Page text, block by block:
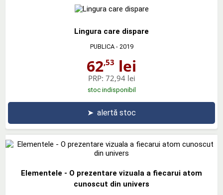
Lingura care dispare
PUBLICA- 2019
62,53 lei
PRP: 72,94 lei
stoc indisponibil
➤ alertă stoc
Elementele - O prezentare vizuala a fiecarui atom
cunoscut din univers